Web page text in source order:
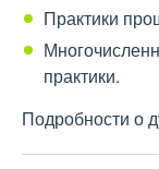
Практики
практики.
Подробности о